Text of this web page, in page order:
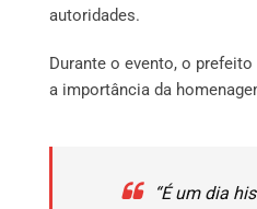
autoridades.
Durante o evento, o
a importância da
“É um dia